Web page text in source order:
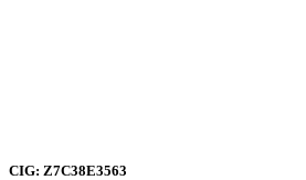
CIG: Z7C38E3563